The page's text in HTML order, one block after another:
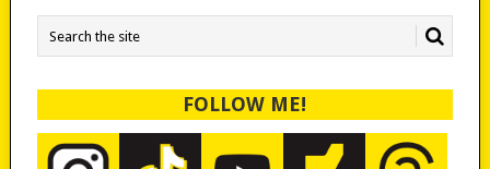
FOLLOW ME!